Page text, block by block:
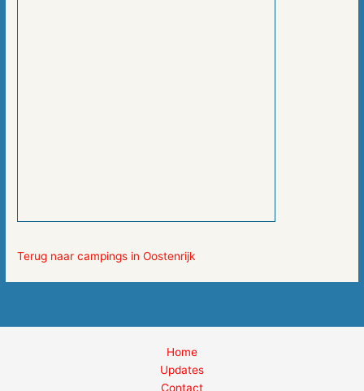
Terug naar campings in Oostenrijk
Home
Updates
Contact